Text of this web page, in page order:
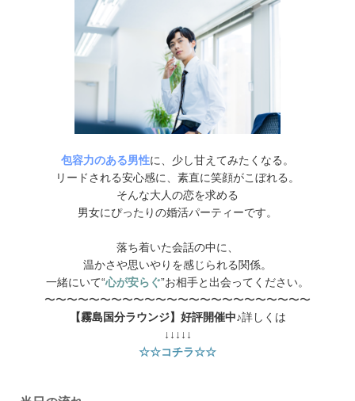
包容力のある男性に、少し甘えてみたくなる。
リードされる安心感に、素直に笑顔がこぼれる。
そんな大人の恋を求める
男女にぴったりの婚活パーティーです。
落ち着いた会話の中に、
温かさや思いやりを感じられる関係。
一緒にいて“心が安らぐ”お相手と出会ってください。
〜〜〜〜〜〜〜〜〜〜〜〜〜〜〜〜〜〜〜〜〜〜〜〜
【霧島国分ラウンジ】好評開催中♪詳しくは
↓↓↓↓↓
☆☆コチラ☆☆